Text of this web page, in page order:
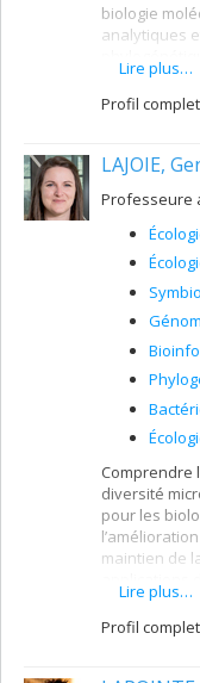
biologie
analytiques
génétique
comprendre
sont
Lire plus…
Profil complet
LAJOIE,
Professeure
Comprendre
diversité
pour les
maintien de
sont
grands défis
mécanismes
Lire plus…
Profil complet